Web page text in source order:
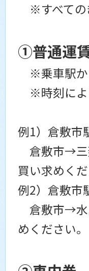
※すべての
①普通運
※乗車駅か
※時刻によ
例1）倉敷市
倉敷市→三
買い求めくだ
例2）倉敷市
倉敷市→水
めください。